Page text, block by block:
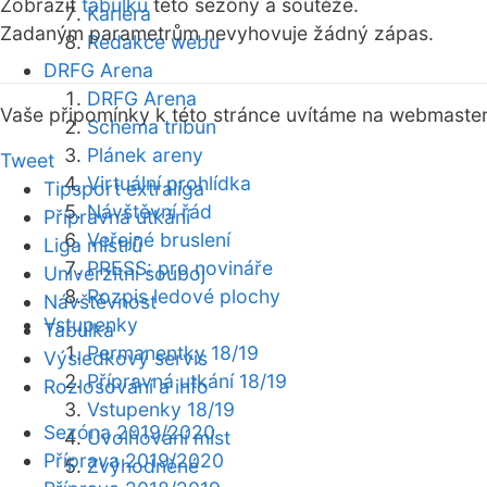
Kariéra
Redakce webu
DRFG Arena
DRFG Arena
Schéma tribun
Plánek areny
Virtuální prohlídka
Návštěvní řád
Veřejné bruslení
PRESS: pro novináře
Rozpis ledové plochy
Vstupenky
Permanentky 18/19
Přípravná utkání 18/19
Vstupenky 18/19
Uvolňování míst
Zvýhodněné
Zobrazit tabulku této sezóny a soutěže.
Zadaným parametrům nevyhovuje žádný zápas.
Vaše připomínky k této stránce uvítáme na webmaster
Tweet
Tipsport extraliga
Přípravná utkání
Liga mistrů
Univerzitní souboj
Návštěvnost
Tabulka
Výsledkový servis
Rozlosování a info
Sezóna 2019/2020
Příprava 2019/2020